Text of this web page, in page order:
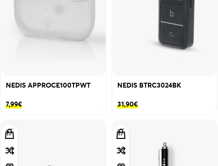
NEDIS APPROCE100TPWT
7,99€
NEDIS BTRC3024BK
31,90€